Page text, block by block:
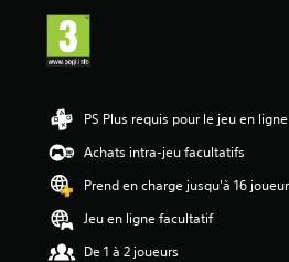
PS Plus requis pour le jeu en ligne
Achats intra-jeu facultatifs
Prend en charge jusqu'à 16
Jeu en ligne facultatif
De 1 à 2 joueurs